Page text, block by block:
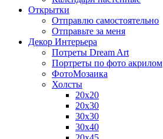
Открытки
Отправлю самостоятельно
Отправьте за меня
Декор Интерьера
Потреты Dream Art
Портреты по фото акрилом
ФотоМозаика
Холсты
20х20
20х30
30х30
30х40